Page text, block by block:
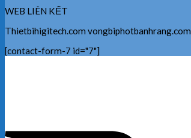
WEB LIÊN KẾT
Thietbihigitech.com vongbiphotbanhrang.com
[contact-form-7 id="7"]